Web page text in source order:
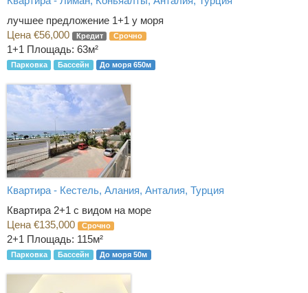
лучшее предложение 1+1 у моря
Цена €56,000
Кредит Срочно
1+1 Площадь: 63м²
Парковка Бассейн До моря 650м
Квартира - Кестель, Алания, Анталия, Турция
Квартира 2+1 с видом на море
Цена €135,000
Срочно
2+1 Площадь: 115м²
Парковка Бассейн До моря 50м